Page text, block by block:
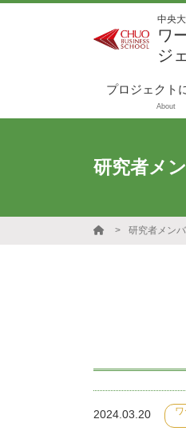
中央
ワ
ジ
プロジェクト
About
研究者メ
研究者メン
2024.03.20